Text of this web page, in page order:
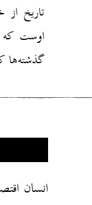
تاریخ
اوست که
انسان